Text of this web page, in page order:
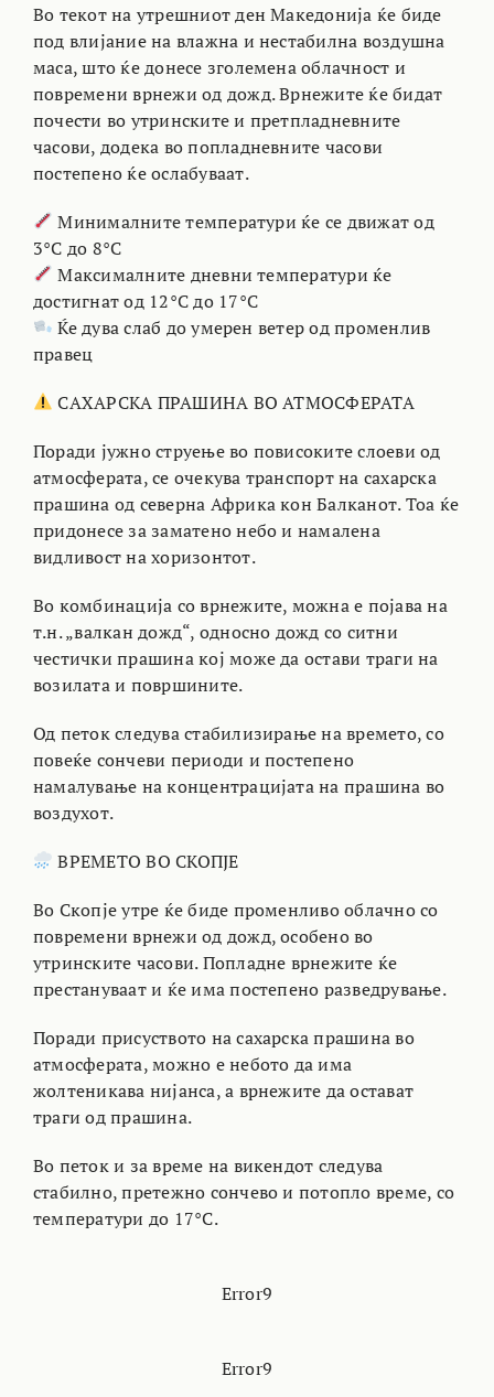
Во текот на утрешниот ден Македонија ќе биде
под влијание на влажна и нестабилна воздушна
маса, што ќе донесе зголемена облачност и
повремени врнежи од дожд. Врнежите ќе бидат
почести во утринските и претпладневните
часови, додека во попладневните часови
постепено ќе ослабуваат.
Минималните температури ќе се движат од
3°C до 8°C
Максималните дневни температури ќе
достигнат од 12°C до 17°C
Ќе дува слаб до умерен ветер од променлив
правец
САХАРСКА ПРАШИНА ВО АТМОСФЕРАТА
Поради јужно струење во повисоките слоеви од
атмосферата, се очекува транспорт на сахарска
прашина од северна Африка кон Балканот. Тоа ќе
придонесе за заматено небо и намалена
видливост на хоризонтот.
Во комбинација со врнежите, можна е појава на
т.н. „валкан дожд“, односно дожд со ситни
честички прашина кој може да остави траги на
возилата и површините.
Од петок следува стабилизирање на времето, со
повеќе сончеви периоди и постепено
намалување на концентрацијата на прашина во
воздухот.
ВРЕМЕТО ВО СКОПЈЕ
Во Скопје утре ќе биде променливо облачно со
повремени врнежи од дожд, особено во
утринските часови. Попладне врнежите ќе
престануваат и ќе има постепено разведрување.
Поради присуството на сахарска прашина во
атмосферата, можно е небото да има
жолтеникава нијанса, а врнежите да остават
траги од прашина.
Во петок и за време на викендот следува
стабилно, претежно сончево и потопло време, со
температури до 17°C.
Error9
Error9